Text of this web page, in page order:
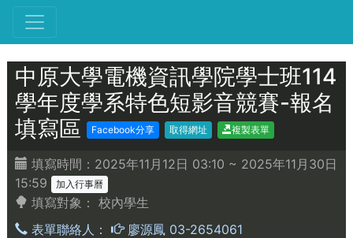
中原大學電機資訊學院學士班114
學年度學系特色短影音競賽-報名
填寫區
Facebook分享 取得網址 複製表單
填寫時間：2025年11月12日 03:10 ~ 2025年11月30日
15:59
加入行事曆
填寫對象： 校內學生
表單聯絡人：
廖源鳳 03-2654061